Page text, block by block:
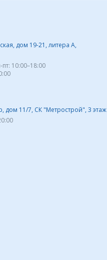
дом 19-21, литера А,
пт: 10:00–18:00
дом 11/7, СК "Метрострой", 3 этаж